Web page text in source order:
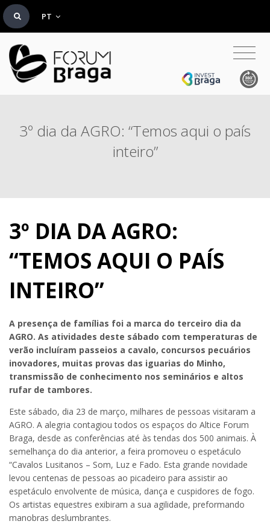
PT
3º dia da AGRO: “Temos aqui o país
inteiro”
3º DIA DA AGRO:
“TEMOS AQUI O PAÍS
INTEIRO”
A presença de famílias foi a marca do terceiro dia da
AGRO. As atividades deste sábado com temperaturas de
verão incluíram passeios a cavalo, concursos pecuários
inovadores, muitas provas das iguarias do Minho,
transmissão de conhecimento nos seminários e altos
rufar de tambores.
Este sábado, dia 23 de março, milhares de pessoas visitaram a
AGRO. A alegria contagiou todos os espaços do Altice Forum
Braga, desde as conferências até às tendas dos 500 animais. À
semelhança do dia anterior, a feira promoveu o espetáculo
“Cavalos Lusitanos – Som, Luz e Fado. Esta grande novidade
levou centenas de pessoas ao picadeiro para assistir ao
espetáculo envolvente de música, dança e cuspidores de fogo.
Os artistas equestres exibiram a sua agilidade, preformando
manobras deslumbrantes.